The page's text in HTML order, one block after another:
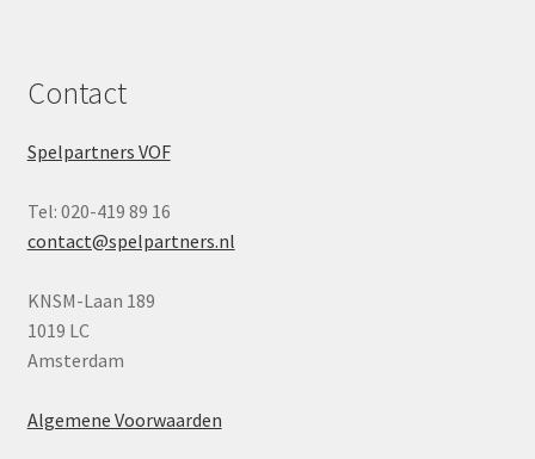
Contact
Spelpartners VOF
Tel: 020-419 89 16
contact@spelpartners.nl
KNSM-Laan 189
1019 LC
Amsterdam
Algemene Voorwaarden